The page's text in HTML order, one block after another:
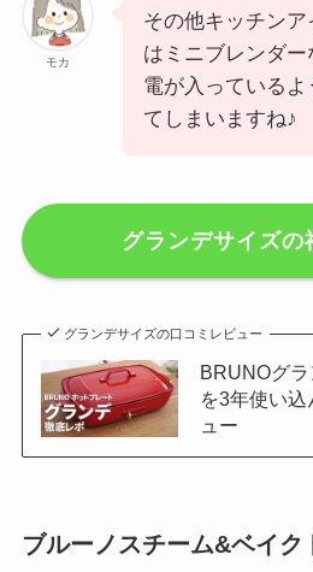
モカ
その他キッチン
はミニブレンダ
電が入っている
てしまいますね♪
グランデサイズの
グランデサイズの口コミレビュー
BRUNOグ
を3年使い
ュー
ブルーノスチーム&ベイク